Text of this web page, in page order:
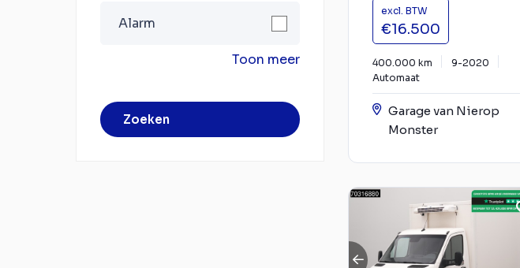
Alarm
Toon meer
Zoeken
excl. BTW
€16.500
400.000 km
9-2020
Automaat
Garage van Nierop
Monster